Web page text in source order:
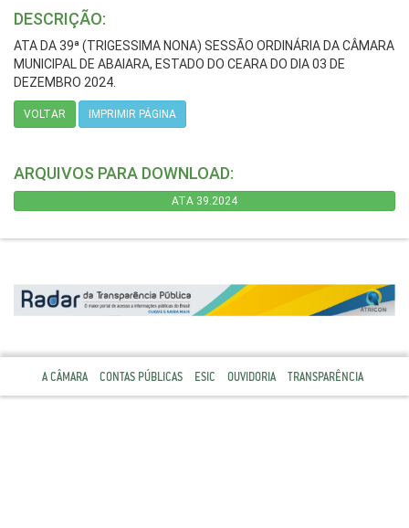
DESCRIÇÃO:
ATA DA 39ª (TRIGESSIMA NONA) SESSÃO ORDINÁRIA DA CÂMARA
MUNICIPAL DE ABAIARA, ESTADO DO CEARA DO DIA 03 DE
DEZEMBRO 2024.
VOLTAR IMPRIMIR PÁGINA
ARQUIVOS PARA DOWNLOAD:
ATA 39.2024
A CÂMARA CONTAS PÚBLICAS ESIC OUVIDORIA TRANSPARÊNCIA